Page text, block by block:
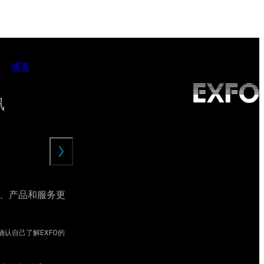
博客
产品和服务更
认自己了解EXFO的